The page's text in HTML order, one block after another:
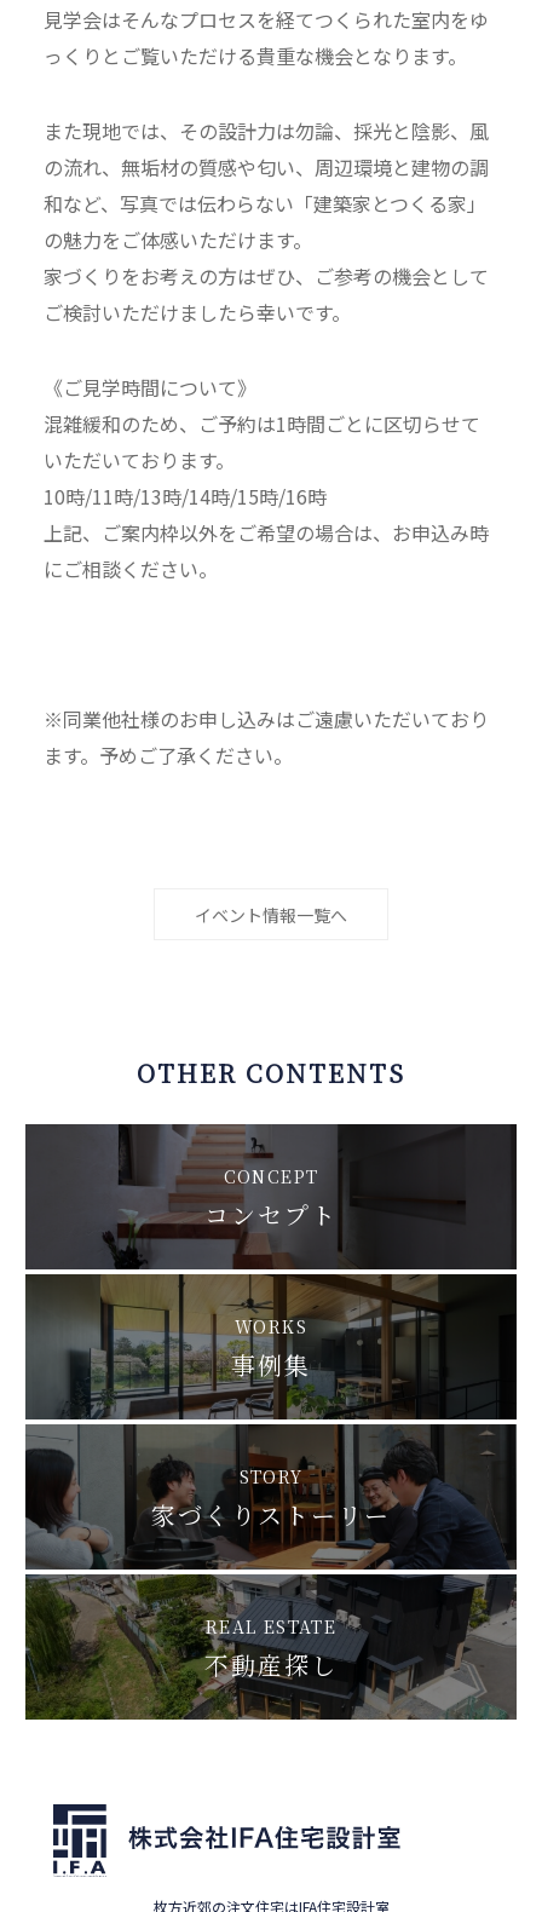
見学会はそんなプロセスを経てつくられた室内をゆ
っくりとご覧いただける貴重な機会となります。
また現地では、その設計力は勿論、採光と陰影、風
の流れ、無垢材の質感や匂い、周辺環境と建物の調
和など、写真では伝わらない「建築家とつくる家」
の魅力をご体感いただけます。
家づくりをお考えの方はぜひ、ご参考の機会として
ご検討いただけましたら幸いです。
《ご見学時間について》
混雑緩和のため、ご予約は1時間ごとに区切らせて
いただいております。
10時/11時/13時/14時/15時/16時
上記、ご案内枠以外をご希望の場合は、お申込み時
にご相談ください。
※同業他社様のお申し込みはご遠慮いただいており
ます。予めご了承ください。
イベント情報一覧へ
OTHER CONTENTS
CONCEPT
コンセプト
WORKS
事例集
STORY
家づくりストーリー
REAL ESTATE
不動産探し
枚方近郊の注文住宅はIFA住宅設計室